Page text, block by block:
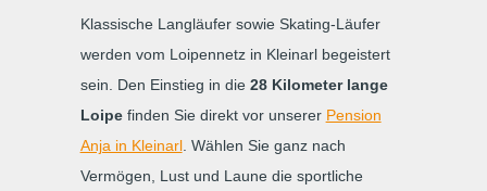
Klassische Langläufer sowie Skating-Läufer
werden vom Loipennetz in Kleinarl begeistert
sein. Den Einstieg in die 28 Kilometer lange
Loipefinden Sie direkt vor unserer Pension
Anja in Kleinarl. Wählen Sie ganz nach
Vermögen, Lust und Laune die sportliche